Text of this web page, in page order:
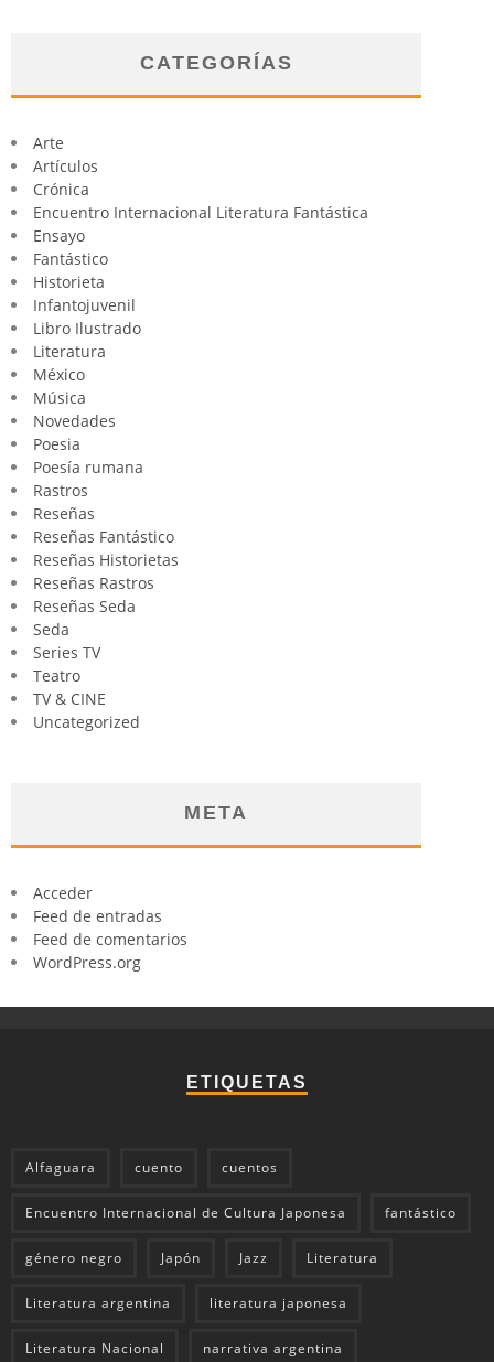
CATEGORÍAS
Arte
Artículos
Crónica
Encuentro Internacional Literatura Fantástica
Ensayo
Fantástico
Historieta
Infantojuvenil
Libro Ilustrado
Literatura
México
Música
Novedades
Poesia
Poesía rumana
Rastros
Reseñas
Reseñas Fantástico
Reseñas Historietas
Reseñas Rastros
Reseñas Seda
Seda
Series TV
Teatro
TV & CINE
Uncategorized
META
Acceder
Feed de entradas
Feed de comentarios
WordPress.org
ETIQUETAS
Alfaguara cuento cuentos
Encuentro Internacional de Cultura Japonesa fantástico
género negro Japón Jazz Literatura
Literatura argentina literatura japonesa
Literatura Nacional narrativa argentina